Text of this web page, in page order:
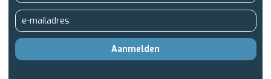
Aanmelden